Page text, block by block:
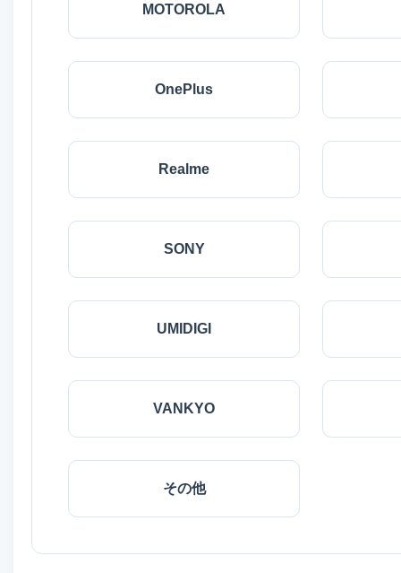
MOTOROLA
OnePlus
Realme
SONY
UMIDIGI
VANKYO
その他